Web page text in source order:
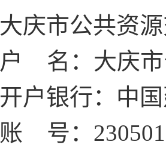
大庆市公共资
户
名：大庆
开户银行：中
账
号：